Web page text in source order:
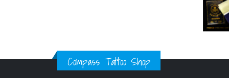
Compass Tattoo Shop